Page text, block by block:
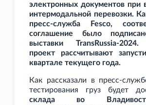
электронных документов при
интермодальной перевозки.
пресс-служба Fesco,
соглашение было
выставки TransRussia-
проект рассчитывают
квартале текущего года.
Как рассказали в пресс-
тестирования груз будет
склада во